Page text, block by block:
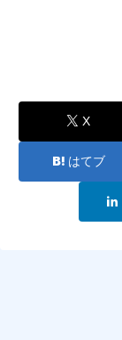
X
はてブ